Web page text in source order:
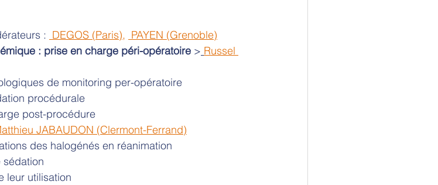
: DEGOS (Paris), PAYEN (Grenoble)
: prise en charge péri-opératoire > Russel
de monitoring per-opératoire
procédurale
post-procédure
JABAUDON (Clermont-Ferrand)
des halogénés en réanimation
leur utilisation